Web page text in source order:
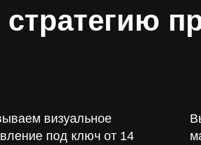
визуальное
под ключ от 14